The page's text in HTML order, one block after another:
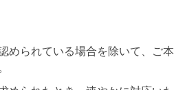
められている場合を除いて、ご本